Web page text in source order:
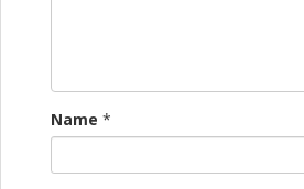
Name *